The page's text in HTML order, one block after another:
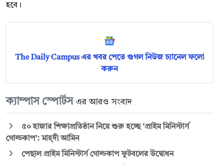
হবে।
The Daily Campus এর খবর পেতে গুগল নিউজ চ্যানেল ফলো
করুন
ক্যাম্পাস স্পোর্টস এর আরও সংবাদ
৫০ হাজার শিক্ষাপ্রতিষ্ঠান নিয়ে শুরু হচ্ছে ‘প্রাইম মিনিস্টার্স
গোল্ডকাপ’: মাহ্দী আমিন
পেছাল প্রাইম মিনিস্টার্স গোল্ডকাপ ফুটবলের উদ্বোধন